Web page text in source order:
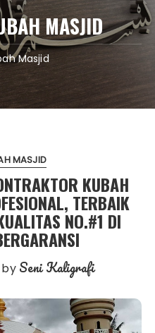
MASJID
Masjid
MASJID
KUBAH
TERBAIK
NO.#1 DI
by Seni Kaligrafi